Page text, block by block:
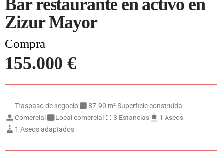
Bar restaurante en activo en
Zizur Mayor
Compra
155.000 €
Traspaso de negocio
87.90 m² Superficie construida
Comercial
Local comercial 3 Estancias
1 Aseos
1 Aseos adaptados